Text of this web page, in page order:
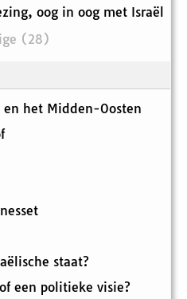
oog in oog met Israël
(28)
en het Midden-Oosten
staat?
een politieke visie?